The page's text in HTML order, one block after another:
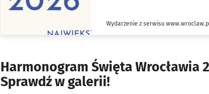
Wydarzenie z serwisu
Harmonogram Święta Wrocławia
Sprawdź w galerii!